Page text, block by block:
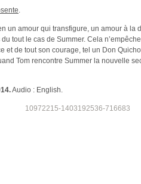
.
un amour qui transfigure, un amour à la
tout le cas de Summer. Cela
et de tout son courage, tel un Don
Tom rencontre Summer la nouvelle
Audio : English.